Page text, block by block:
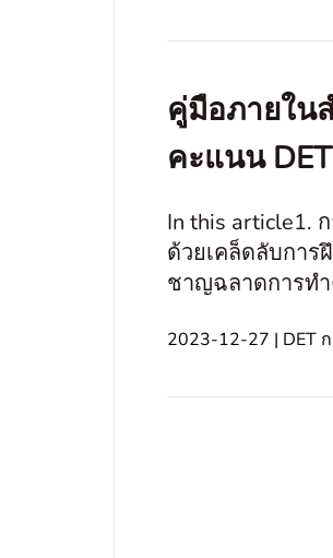
คู่มือภายใน
คะแนน
In this article1.
ด้วยเคล็ดลับการ
ชาญฉลาดการทำ
2023-12-27 | DET